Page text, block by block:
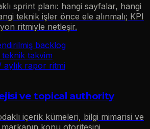
sprint planı: hangi sayfalar, hangi
teknik işler önce ele alınmalı; KPI
ritmiyle netleşir.
backlog
teknik takvim
aylık rapor ritmi
ve topical authority
içerik kümeleri, bilgi mimarisi ve